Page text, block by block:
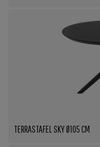
TERRASTAFEL SKY Ø105 CM